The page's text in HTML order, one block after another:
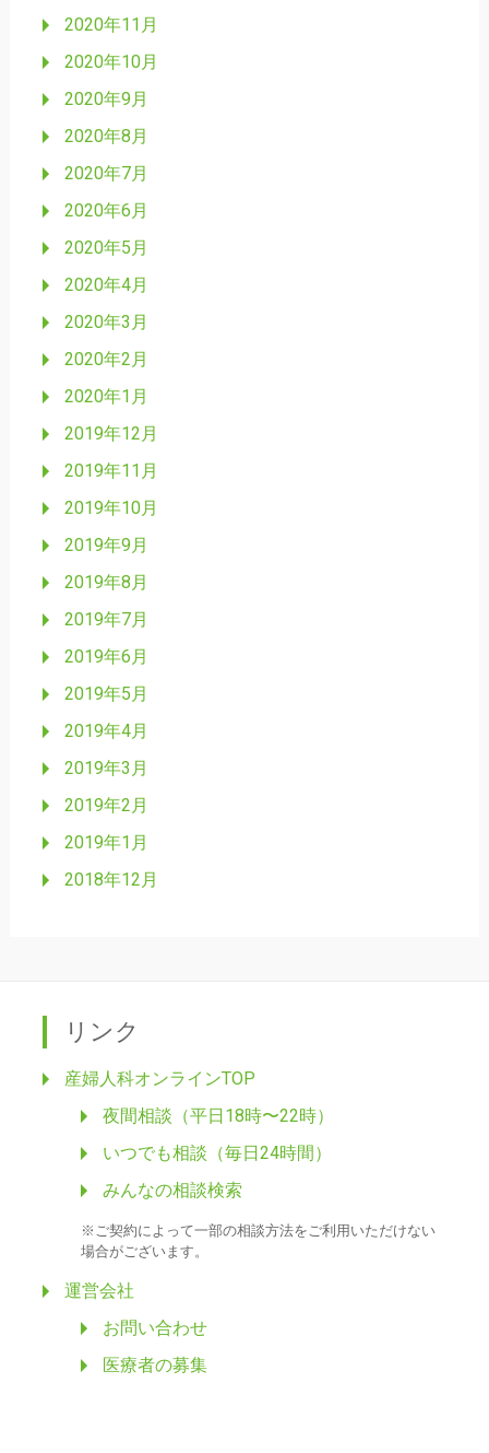
2020年11月
2020年10月
2020年9月
2020年8月
2020年7月
2020年6月
2020年5月
2020年4月
2020年3月
2020年2月
2020年1月
2019年12月
2019年11月
2019年10月
2019年9月
2019年8月
2019年7月
2019年6月
2019年5月
2019年4月
2019年3月
2019年2月
2019年1月
2018年12月
リンク
産婦人科オンラインTOP
夜間相談（平日18時〜22時）
いつでも相談（毎日24時間）
みんなの相談検索
※ご契約によって一部の相談方法をご利用いただけない
場合がございます。
運営会社
お問い合わせ
医療者の募集